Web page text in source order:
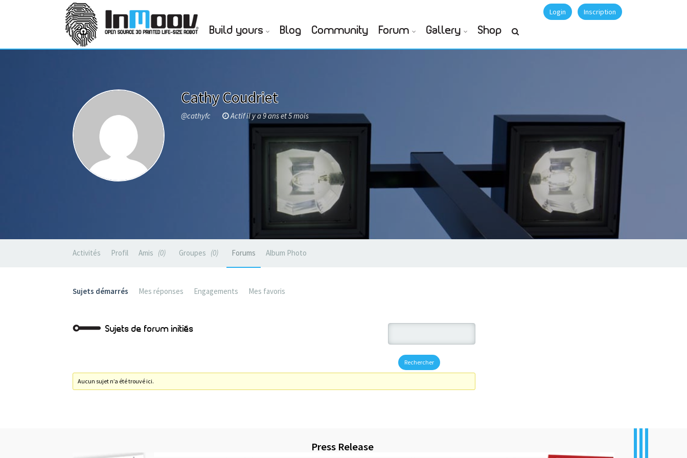
Login Inscription
Build yours Blog Community Forum Gallery Shop
Cathy Coudriet
@cathyfc Actif il y a 9 ans et 5 mois
Activités Profil Amis 0 Groupes 0 Forums Album Photo
Sujets démarrés Mes réponses Engagements Mes favoris
Sujets de forum initiés
Aucun sujet n’a été trouvé ici.
Press Release